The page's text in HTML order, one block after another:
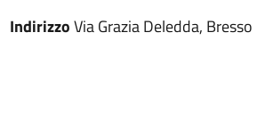
IndirizzoVia Grazia Deledda,